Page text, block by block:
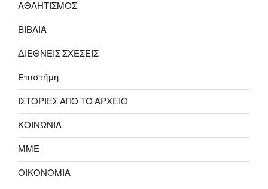
ΑΘΛΗΤΙΣΜΟΣ
ΒΙΒΛΙΑ
ΔΙΕΘΝΕΙΣ ΣΧΕΣΕΙΣ
Επιστήμη
ΙΣΤΟΡΙΕΣ ΑΠΟ ΤΟ ΑΡΧΕΙΟ
ΚΟΙΝΩΝΙΑ
ΜΜΕ
ΟΙΚΟΝΟΜΙΑ